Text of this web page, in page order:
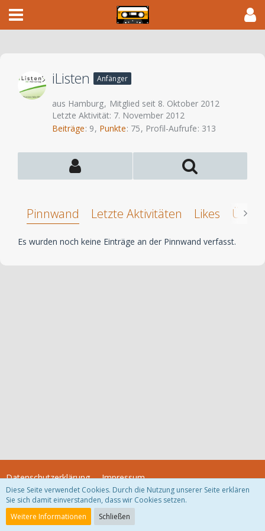
iListen Anfänger
aus Hamburg
Mitglied seit 8. Oktober 2012
Letzte Aktivität: 7. November 2012
Beiträge 9 Punkte 75 Profil-Aufrufe 313
Pinnwand Letzte Aktivitäten Likes Über
Es wurden noch keine Einträge an der Pinnwand verfasst.
Datenschutzerklärung Impressum
Community-Software:
Diese Seite verwendet Cookies. Durch die Nutzung unserer Seite erklären
Sie sich damit einverstanden, dass wir Cookies setzen.
Weitere Informationen
Schließen